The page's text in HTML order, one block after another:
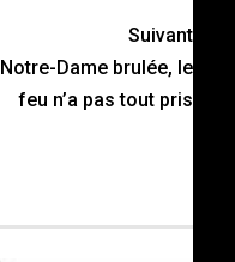
Suivant
Notre-Dame brulée, le
feu n’a pas tout pris